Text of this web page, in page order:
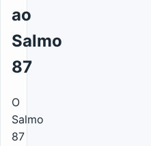
ao
Salmo
87
O
Salmo
87